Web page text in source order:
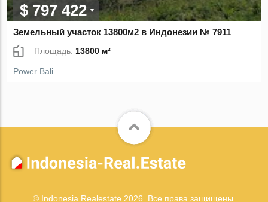
$ 797 422
Земельный участок 13800м2 в Индонезии № 7911
Площадь: 13800 м²
Power Bali
© Indonesia Realestate 2026. Все права защищены.